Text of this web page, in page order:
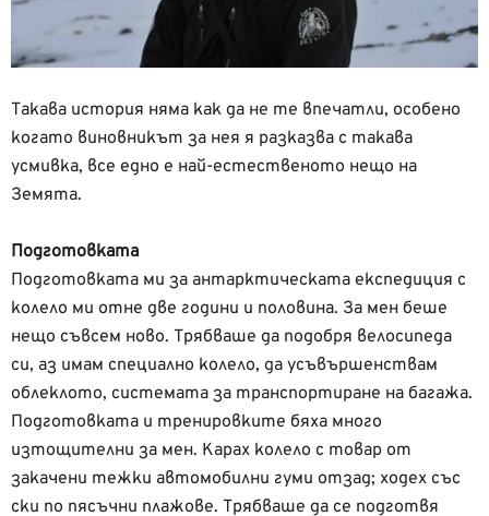
Такава история няма как да не те впечатли, особено
когато виновникът за нея я разказва с такава
усмивка, все едно е най-естественото нещо на
Земята.
Подготовката
Подготовката ми за антарктическата експедиция с
колело ми отне две години и половина. За мен беше
нещо съвсем ново. Трябваше да подобря велосипеда
си, аз имам специално колело, да усъвършенствам
облеклото, системата за транспортиране на багажа.
Подготовката и тренировките бяха много
изтощителни за мен. Карах колело с товар от
закачени тежки автомобилни гуми отзад; ходех със
ски по пясъчни плажове. Трябваше да се подготвя